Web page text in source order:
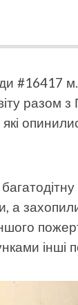
#16417
разом
а
інші